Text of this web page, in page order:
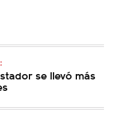
se llevó más